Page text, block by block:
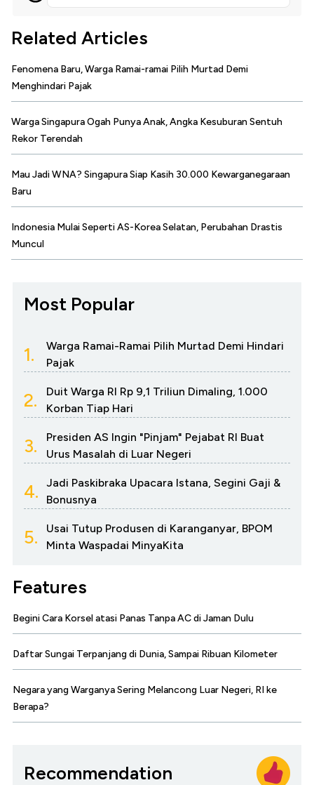
Related Articles
Fenomena Baru, Warga Ramai-ramai Pilih Murtad Demi
Menghindari Pajak
Warga Singapura Ogah Punya Anak, Angka Kesuburan Sentuh
Rekor Terendah
Mau Jadi WNA? Singapura Siap Kasih 30.000 Kewarganegaraan
Baru
Indonesia Mulai Seperti AS-Korea Selatan, Perubahan Drastis
Muncul
Most Popular
1.
Warga Ramai-Ramai Pilih Murtad Demi Hindari
Pajak
2.
Duit Warga RI Rp 9,1 Triliun Dimaling, 1.000
Korban Tiap Hari
3.
Presiden AS Ingin "Pinjam" Pejabat RI Buat
Urus Masalah di Luar Negeri
4.
Jadi Paskibraka Upacara Istana, Segini Gaji &
Bonusnya
5.
Usai Tutup Produsen di Karanganyar, BPOM
Minta Waspadai MinyaKita
Features
Begini Cara Korsel atasi Panas Tanpa AC di Jaman Dulu
Daftar Sungai Terpanjang di Dunia, Sampai Ribuan Kilometer
Negara yang Warganya Sering Melancong Luar Negeri, RI ke
Berapa?
Recommendation